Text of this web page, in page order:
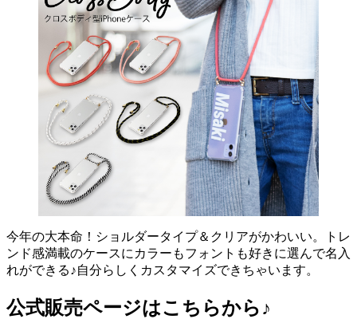
今年の大本命！ショルダータイプ＆クリアがかわいい。トレ
ンド感満載のケースにカラーもフォントも好きに選んで名入
れができる♪自分らしくカスタマイズできちゃいます。
公式販売ページはこちらから♪